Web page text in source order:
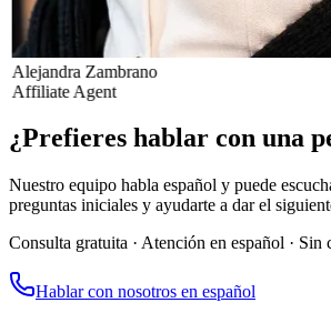
Zambrano
Agent
¿Prefieres hablar con una
Nuestro equipo habla español y puede
preguntas iniciales y ayudarte a dar el
Consulta gratuita · Atención en español · Sin
Hablar con nosotros en español